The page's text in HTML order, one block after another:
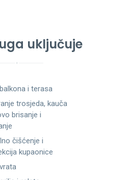
uključuje
i terasa
trosjeda, kauča
brisanje i
čišćenje i
kupaonice